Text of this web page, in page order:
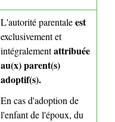
L'autorité parentaleest
exclusivement et
intégralementattribuée
au(x) parent(s)
adoptif(s).
En cas d'adoption de
l'enfant de l'époux, du